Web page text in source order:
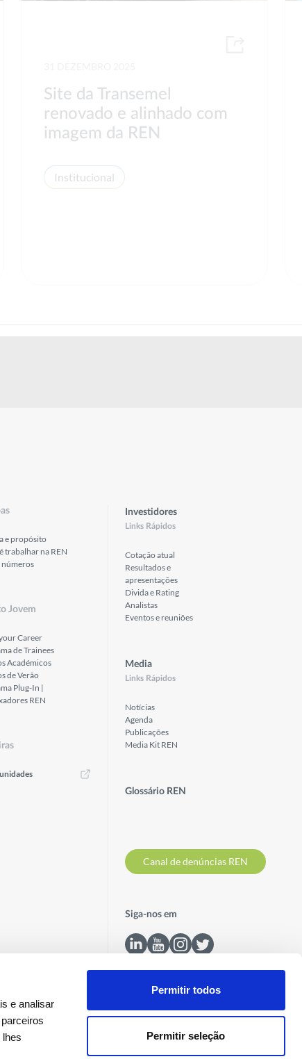
e analisar
lhes
Permitir todos
Permitir seleção
Site da Transemel
renovado e alinhado com
imagem da REN
Institucional
e propósito
trabalhar na REN
números
Jovem
Career
de Trainees
Académicos
de Verão
Plug-In |
REN
Investidores
Links Rápidos
Cotação atual
Resultados e
apresentações
Divida e Rating
Analistas
Eventos e reuniões
Media
Links Rápidos
Notícias
Agenda
Publicações
Media Kit REN
Glossário REN
Canal de denúncias REN
Siga-nos em